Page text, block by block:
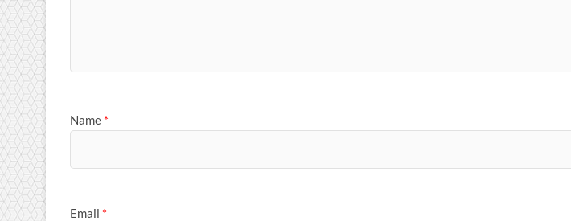
Name *
Email *